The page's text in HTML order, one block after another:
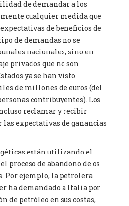
de demandar a los
cualquier medida que
de beneficios de
de demandas no se
nacionales, sino en
privados que no son
ya se han visto
de millones de euros (del
contribuyentes). Los
reclamar y recibir
las expectativas de ganancias
están utilizando el
proceso de abandono de os
Por ejemplo, la petrolera
ha demandado a Italia por
de petróleo en sus costas,